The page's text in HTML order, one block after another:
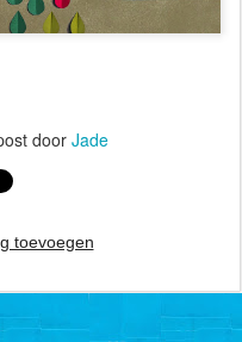
door Jade
toevoegen